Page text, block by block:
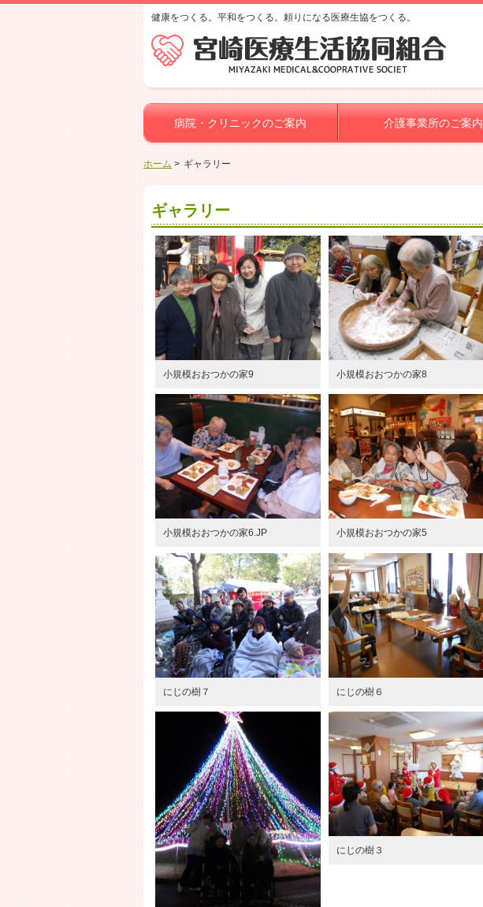
健康をつくる。平和をつくる。頼りになる医療生協をつくる。
病院・クリニックのご案内 介護事業所のご案内
ホーム ギャラリー
ギャラリー
小規模おおつかの家9 小規模おおつかの家8
小規模おおつかの家6.JP 小規模おおつかの家5
にじの樹７ にじの樹６
にじの樹３